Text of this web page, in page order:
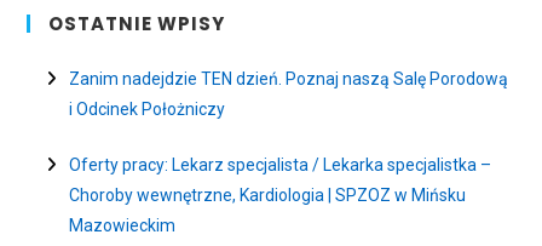
OSTATNIE WPISY
Zanim nadejdzie TEN dzień. Poznaj naszą Salę Porodową
i Odcinek Położniczy
Oferty pracy: Lekarz specjalista / Lekarka specjalistka –
Choroby wewnętrzne, Kardiologia | SPZOZ w Mińsku
Mazowieckim